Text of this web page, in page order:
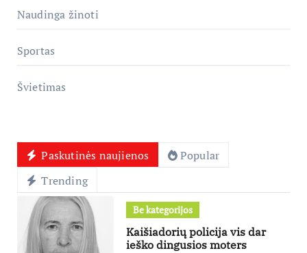
Naudinga žinoti
Sportas
Švietimas
Paskutinės naujienos
Popular
Trending
Be kategorijos
Kaišiadorių policija vis dar
ieško dingusios moters